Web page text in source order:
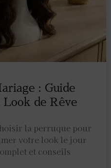
: Guide
Look de Rêve
la perruque pour
votre look le jour
et conseils